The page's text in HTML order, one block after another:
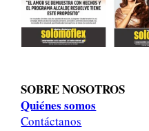
SOBRE NOSOTROS
Quiénes somos
Contáctanos